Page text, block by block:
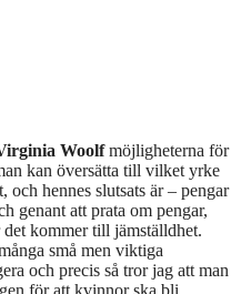
Woolfmöjligheterna för
kan översätta till vilket yrke
och hennes slutsats är – pengar
genant att prata om pengar,
kommer till jämställdhet.
små men viktiga
och precis så tror jag att man
för att kvinnor ska bli